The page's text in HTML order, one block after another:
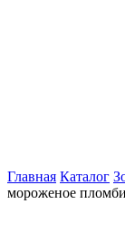
Главная Каталог
мороженое